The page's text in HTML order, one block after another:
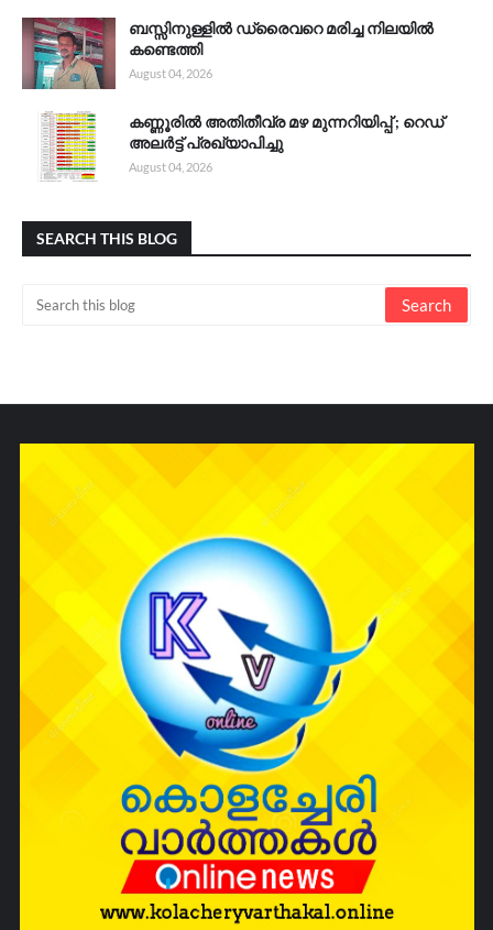
ബസ്സിനുള്ളിൽ ഡ്രൈവറെ മരിച്ച നിലയിൽ
കണ്ടെത്തി
August 04, 2026
കണ്ണൂരിൽ അതിതീവ്ര മഴ മുന്നറിയിപ്പ് ; റെഡ്
അലർട്ട് പ്രഖ്യാപിച്ചു
August 04, 2026
SEARCH THIS BLOG